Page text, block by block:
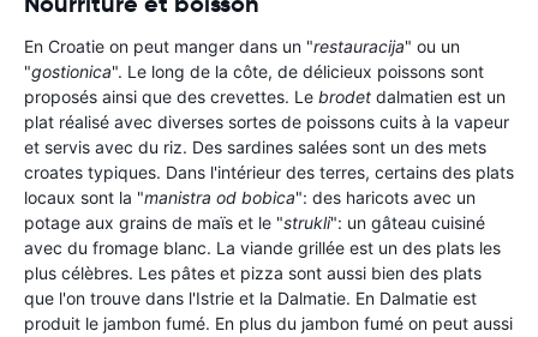
En Croatie on peut manger dans un "restauracija" ou un
"gostionica". Le long de la côte, de délicieux poissons sont
proposés ainsi que des crevettes. Le brodet dalmatien est un
plat réalisé avec diverses sortes de poissons cuits à la vapeur
et servis avec du riz. Des sardines salées sont un des mets
croates typiques. Dans l'intérieur des terres, certains des plats
locaux sont la "manistra od bobica": des haricots avec un
potage aux grains de maïs et le "strukli": un gâteau cuisiné
avec du fromage blanc. La viande grillée est un des plats les
plus célèbres. Les pâtes et pizza sont aussi bien des plats
que l'on trouve dans l'Istrie et la Dalmatie. En Dalmatie est
produit le jambon fumé. En plus du jambon fumé on peut aussi